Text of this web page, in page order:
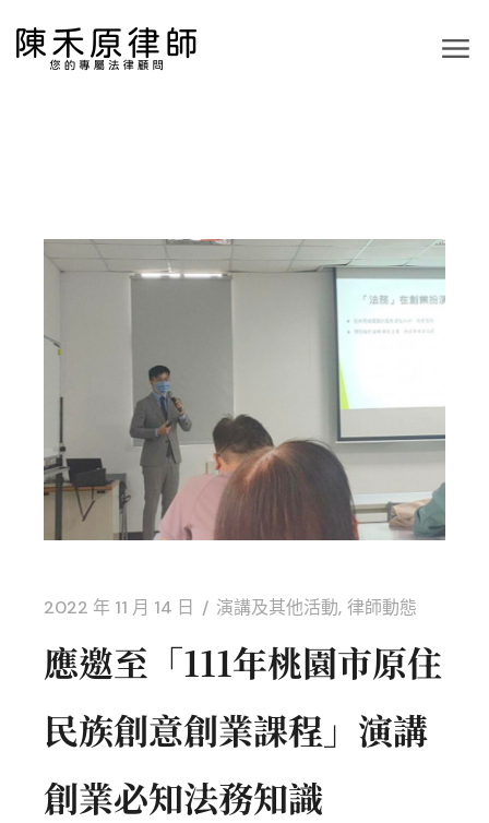
2022 年 11 月 14 日 演講及其他活動 律師動態
應邀至「111年桃園市原住
民族創意創業課程」演講
創業必知法務知識